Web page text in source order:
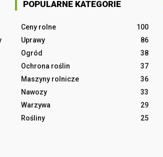
POPULARNE KATEGORIE
Ceny rolne
100
Uprawy
86
Ogród
38
Ochrona roślin
37
Maszyny rolnicze
36
Nawozy
33
Warzywa
29
Rośliny
25